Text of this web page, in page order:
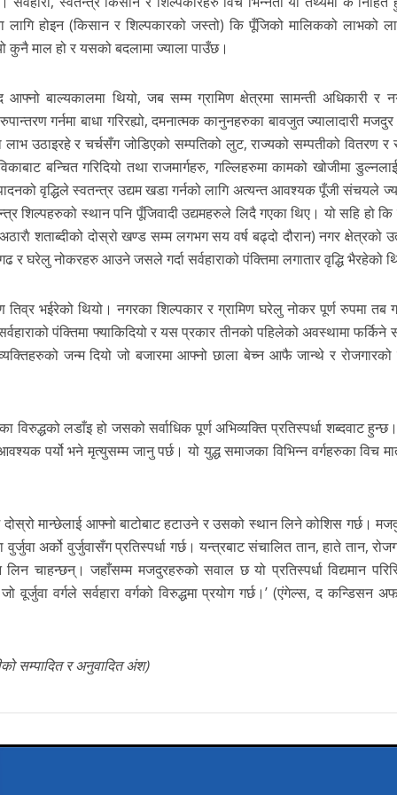
होइन (किसान र शिल्पकारको जस्तो) कि पूँजिको मालिकको लाभको
कुनै माल हो र यसको बदलामा ज्याला पाउँछ।
बाल्यकालमा थियो, जब सम्म ग्रामिण क्षेत्रमा सामन्ती अधिकारी र
गर्नमा बाधा गरिरह्यो, दमनात्मक कानुनहरुका बावजुत ज्यालादारी मजदुर
उठाइरहे र चर्चसँग जोडिएको सम्पतिको लुट, राज्यको सम्पतीको वितरण र
बन्चित गरिदियो तथा राजमार्गहरु, गल्लिहरुमा कामको खोजीमा डुल्नलाई
वृद्धिले स्वतन्त्र उद्यम खडा गर्नको लागि अत्यन्त आवश्यक पूँजी संचयले
शिल्पहरुको स्थान पनि पूँजिवादी उद्यमहरुले लिदै गएका थिए। यो सहि हो कि
शताब्दीको दोस्रो खण्ड सम्म लगभग सय वर्ष बढ्दो दौरान) नगर क्षेत्रको
र घरेलु नोकरहरु आउने जसले गर्दा सर्वहाराको पंक्तिमा लगातार वृद्धि भैरहेको
तिव्र भईरेको थियो। नगरका शिल्पकार र ग्रामिण घरेलु नोकर पूर्ण रुपमा तब
पंक्तिमा फ्याकिदियो र यस प्रकार तीनको पहिलेको अवस्थामा फर्किने
जन्म दियो जो बजारमा आफ्नो छाला बेच्न आफै जान्थे र रोजगारको
लडाँइ हो जसको सर्वाधिक पूर्ण अभिव्यक्ति प्रतिस्पर्धा शब्दवाट
पर्यो भने मृत्युसम्म जानु पर्छ। यो युद्ध समाजका विभिन्न वर्गहरुका विच
मान्छेलाई आफ्नो बाटोबाट हटाउने र उसको स्थान लिने कोशिस गर्छ।
अर्को वुर्जुवासँग प्रतिस्पर्धा गर्छ। यन्त्रबाट संचालित तान, हाते तान,
चाहन्छन्। जहाँसम्म मजदुरहरुको सवाल छ यो प्रतिस्पर्धा विद्यमान
वूर्जुवा वर्गले सर्वहारा वर्गको विरुद्धमा प्रयोग गर्छ।’ (एंगेल्स, द कन्डिसन
सम्पादित र अनुवादित अंश)